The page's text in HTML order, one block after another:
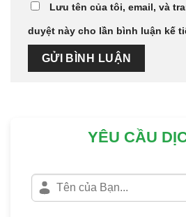
Lưu tên của tôi, email, và
duyệt này cho lần bình luận kế
YÊU CẦU